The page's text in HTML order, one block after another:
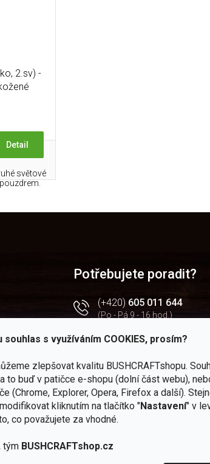
souhlas s využíváním COOKIES, prosím?
zlepšovat kvalitu BUSHCRAFTshopu.
to buď v patičce e-shopu (dolní část webu),
(Chrome, Explorer, Opera, Firefox a další).
kliknutím na tlačítko "Nastavení" v
co považujete za vhodné.
tým BUSHCRAFTshop.cz
2.sv) -
Detail
světové
O
a
í
p
r
k
v
ý
p
i
s
Potřebujete poradit?
(+420) 605 011 644
(Po - Pá 9 - 16 hod.)
obchod@bushcraftshop.cz
Facebook
Všechny novinky na jednom
Instagram
Zážitky z našich výprav
Užitečné recenze a návody